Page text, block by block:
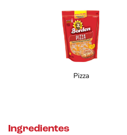
Pizza
Ingredientes